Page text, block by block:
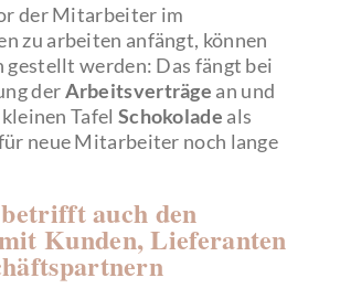
der Mitarbeiter im
zu arbeiten anfängt, können
gestellt werden: Das fängt bei
derArbeitsverträge an und
Tafel Schokolade als
neue Mitarbeiter noch lange
auch den
Kunden, Lieferanten